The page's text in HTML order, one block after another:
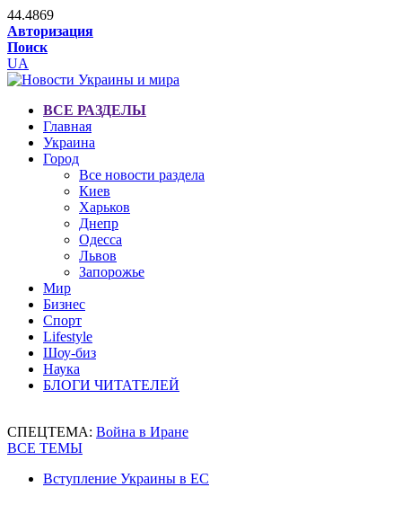
44.4869
Авторизация
Поиск
UA
ВСЕ РАЗДЕЛЫ
Главная
Украина
Город
Все новости раздела
Киев
Харьков
Днепр
Одесса
Львов
Запорожье
Мир
Бизнес
Спорт
Lifestyle
Шоу-биз
Наука
БЛОГИ ЧИТАТЕЛЕЙ
СПЕЦТЕМА: Война в Иране
ВСЕ ТЕМЫ
Вступление Украины в ЕС